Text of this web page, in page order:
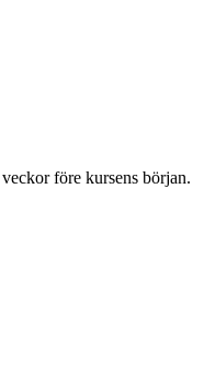
före kursens början.